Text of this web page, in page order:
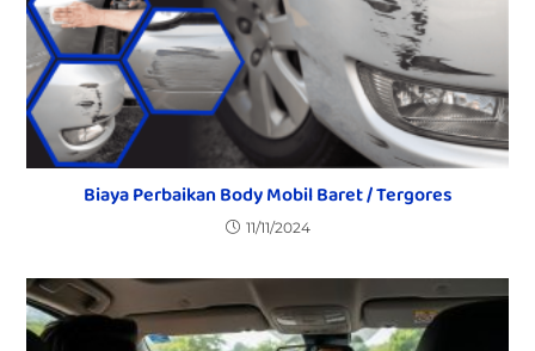
Biaya Perbaikan Body Mobil Baret / Tergores
11/11/2024